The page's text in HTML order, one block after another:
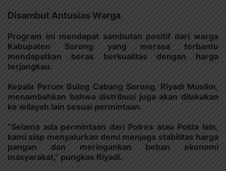
Disambut Antusias Warga
Program ini mendapat sambutan positif dari warga
Kabupaten Sorong yang merasa terbantu
mendapatkan beras berkualitas dengan harga
terjangkau.
Kepala Perum Bulog Cabang Sorong, Riyadi Muslim,
menambahkan bahwa distribusi juga akan dilakukan
ke wilayah lain sesuai permintaan.
“Selama ada permintaan dari Polres atau Polda lain,
kami siap menyalurkan demi menjaga stabilitas harga
pangan dan meringankan beban ekonomi
masyarakat,” pungkas Riyadi.